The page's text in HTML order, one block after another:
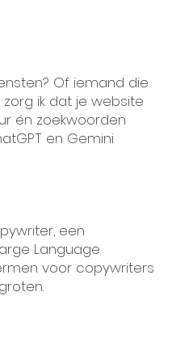
Of iemand die
ik dat je website
én zoekwoorden
en Gemini
een
Language
voor copywriters